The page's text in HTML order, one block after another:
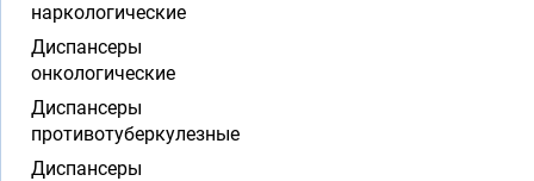
наркологические
Диспансеры
онкологические
Диспансеры
противотуберкулезные
Диспансеры